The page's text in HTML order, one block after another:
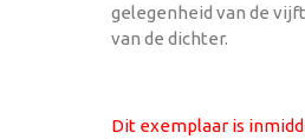
gelegenheid van de
van de dichter.
Dit exemplaar is